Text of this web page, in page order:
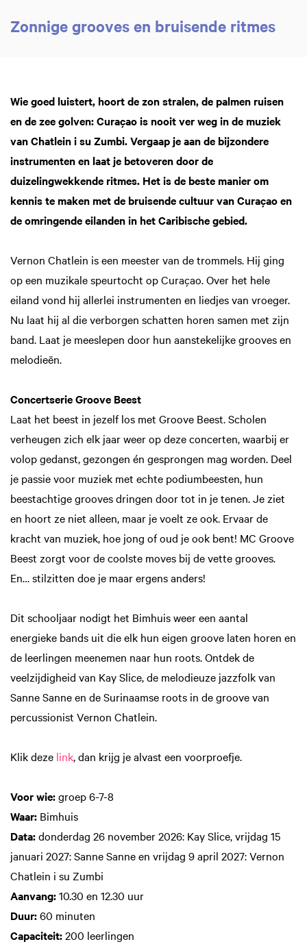
Zonnige grooves en bruisende ritmes
Wie goed luistert, hoort de zon stralen, de palmen ruisen
en de zee golven: Curaçao is nooit ver weg in de muziek
van Chatlein i su Zumbi. Vergaap je aan de bijzondere
instrumenten en laat je betoveren door de
duizelingwekkende ritmes. Het is de beste manier om
kennis te maken met de bruisende cultuur van Curaçao en
de omringende eilanden in het Caribische gebied.
Vernon Chatlein is een meester van de trommels. Hij ging
op een muzikale speurtocht op Curaçao. Over het hele
eiland vond hij allerlei instrumenten en liedjes van vroeger.
Nu laat hij al die verborgen schatten horen samen met zijn
band. Laat je meeslepen door hun aanstekelijke grooves en
melodieën.
Concertserie Groove Beest
Laat het beest in jezelf los met Groove Beest. Scholen
verheugen zich elk jaar weer op deze concerten, waarbij er
volop gedanst, gezongen én gesprongen mag worden. Deel
je passie voor muziek met echte podiumbeesten, hun
beestachtige grooves dringen door tot in je tenen. Je ziet
en hoort ze niet alleen, maar je voelt ze ook. Ervaar de
kracht van muziek, hoe jong of oud je ook bent! MC Groove
Beest zorgt voor de coolste moves bij de vette grooves.
En… stilzitten doe je maar ergens anders!
Dit schooljaar nodigt het Bimhuis weer een aantal
energieke bands uit die elk hun eigen groove laten horen en
de leerlingen meenemen naar hun roots. Ontdek de
veelzijdigheid van Kay Slice, de melodieuze jazzfolk van
Sanne Sanne en de Surinaamse roots in de groove van
percussionist Vernon Chatlein.
Klik deze link, dan krijg je alvast een voorproefje.
Voor wie:groep 6-7-8
Waar: Bimhuis
Data:donderdag 26 november 2026: Kay Slice, vrijdag 15
januari 2027: Sanne Sanne en vrijdag 9 april 2027: Vernon
Chatlein i su Zumbi
Aanvang:10.30 en 12.30 uur
Duur:60 minuten
Capaciteit:200 leerlingen